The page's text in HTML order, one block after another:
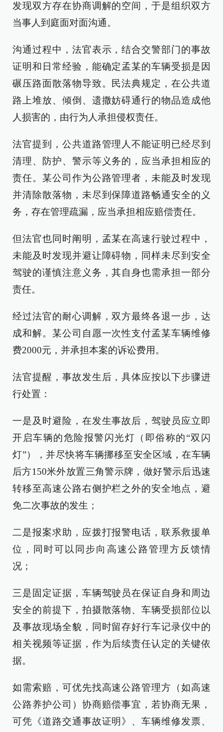
发现双方存在协商调解的空间，于是组织双方
当事人到庭面对面沟通。
沟通过程中，法官表示，结合交警部门的事故
证明和日常经验，能确定孟某的车辆受损是因
碾压路面散落物导致。民法典规定，在公共道
路上堆放、倾倒、遗撒妨碍通行的物品造成他
人损害的，由行为人承担侵权责任。
法官提到，公共道路管理人不能证明已经尽到
清理、防护、警示等义务的，应当承担相应的
责任。某公司作为公路管理者，未能及时发现
并清除散落物，未尽到保障道路畅通安全的义
务，存在管理疏漏，应当承担相应赔偿责任。
但法官也同时阐明，孟某在高速行驶过程中，
未能及时发现并避让障碍物，同样未尽到安全
驾驶的谨慎注意义务，其自身也需承担一部分
责任。
经过法官的耐心调解，双方最终各退一步，达
成和解。某公司自愿一次性支付孟某车辆维修
费2000元，并承担本案的诉讼费用。
法官提醒，事故发生后，具体应按以下步骤进
行处置：
一是及时避险，在发生事故后，驾驶员应立即
开启车辆的危险报警闪光灯（即俗称的“双闪
灯”），并尽快将车辆挪移至安全区域，在车辆
后方150米外放置三角警示牌，做好警示后迅速
转移至高速公路右侧护栏之外的安全地点，避
免二次事故的发生；
二是报案求助，应拨打报警电话，联系救援单
位，同时可以同步向高速公路管理方反馈情
况；
三是固定证据，车辆驾驶员在保证自身和周边
安全的前提下，拍摄散落物、车辆受损部位以
及事故现场全貌，同时留存好行车记录仪中的
相关视频等证据，作为后续责任认定的关键依
据。
如需索赔，可优先找高速公路管理方（如高速
公路养护公司）协商赔偿事宜，若协商无果，
可凭《道路交通事故证明》、车辆维修发票、